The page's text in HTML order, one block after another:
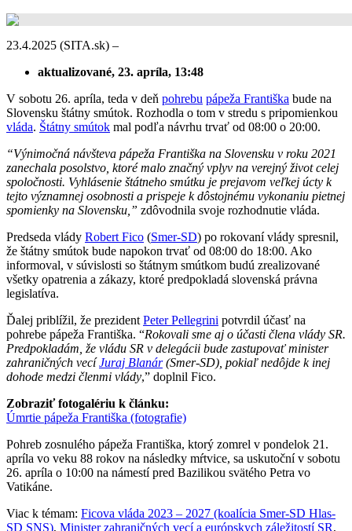
23.4.2025 (SITA.sk) –
aktualizované, 23. apríla, 13:48
V sobotu 26. apríla, teda v deň pohrebu pápeža Františka bude na
Slovensku štátny smútok. Rozhodla o tom v stredu s pripomienkou
vláda. Štátny smútok mal podľa návrhu trvať od 08:00 o 20:00.
“Výnimočná návšteva pápeža Františka na Slovensku v roku 2021
zanechala posolstvo, ktoré malo značný vplyv na verejný život celej
spoločnosti. Vyhlásenie štátneho smútku je prejavom veľkej úcty k
tejto významnej osobnosti a prispeje k dôstojnému vykonaniu pietnej
spomienky na Slovensku,” zdôvodnila svoje rozhodnutie vláda.
Predseda vlády Robert Fico (Smer-SD) po rokovaní vlády spresnil,
že štátny smútok bude napokon trvať od 08:00 do 18:00. Ako
informoval, v súvislosti so štátnym smútkom budú zrealizované
všetky opatrenia a zákazy, ktoré predpokladá slovenská právna
legislatíva.
Ďalej priblížil, že prezident Peter Pellegrini potvrdil účasť na
pohrebe pápeža Františka. “Rokovali sme aj o účasti člena vlády SR.
Predpokladám, že vládu SR v delegácii bude zastupovať minister
zahraničných vecíJuraj Blanár(Smer-SD), pokiaľ nedôjde k inej
dohode medzi členmi vlády,” doplnil Fico.
Zobraziť fotogalériu k článku:
Úmrtie pápeža Františka (fotografie)
Pohreb zosnulého pápeža Františka, ktorý zomrel v pondelok 21.
apríla vo veku 88 rokov na následky mŕtvice, sa uskutoční v sobotu
26. apríla o 10:00 na námestí pred Bazilikou svätého Petra vo
Vatikáne.
Viac k témam: Ficova vláda 2023 – 2027 (koalícia Smer-SD Hlas-
SD SNS), Minister zahraničných vecí a európskych záležitostí SR,